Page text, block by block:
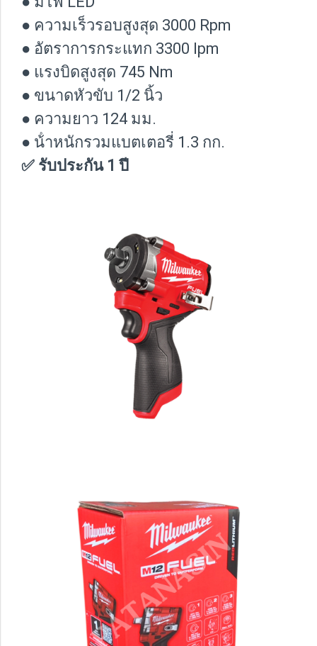
● ความเร็วรอบสูงสุด 3000 Rpm
● อัตราการกระแทก 3300 Ipm
● แรงบิดสูงสุด 745 Nm
● ขนาดหัวขับ 1/2 นิ้ว
● ความยาว 124 มม.
● น้ําหนักรวมแบตเตอรี่ 1.3 กก.
✅ รับประกัน 1 ปี